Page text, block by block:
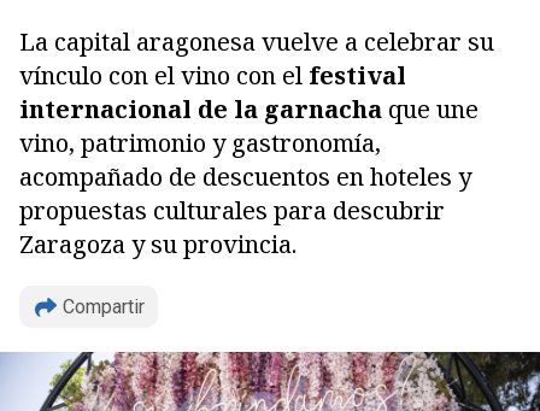
La capital aragonesa vuelve a celebrar su
vínculo con el vino con el festival
internacional de la garnacha que une
vino, patrimonio y gastronomía,
acompañado de descuentos en hoteles y
propuestas culturales para descubrir
Zaragoza y su provincia.
Compartir